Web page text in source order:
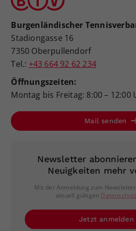
Burgenländischer
Stadiongasse 16
7350 Oberpullendorf
Tel.: +43 664 92 62 234
Öffnungszeiten:
Montag bis Freitag: 8:00 – 12:00
Mail senden
Newsletter
Neuigkeiten mehr
Mit der Anmeldung zum
aktuell gültigen
Jetzt anmelden